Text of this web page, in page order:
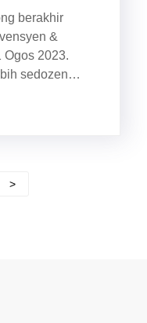
berakhir
&
Ogos 2023.
sedozen
produk dan
>